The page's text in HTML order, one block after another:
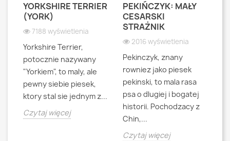
YORKSHIRE TERRIER
(YORK)
7188 wyświetlenia
Yorkshire Terrier,
potocznie nazywany
"Yorkiem", to maly, ale
pewny siebie piesek,
ktory stal sie jednym z...
Czytaj więcej
PEKIŃCZYK: MAŁY
CESARSKI
STRAŻNIK
2016 wyświetlenia
Pekinczyk, znany
rowniez jako piesek
pekinski, to mala rasa
psa o dlugiej i bogatej
historii. Pochodzacy z
Chin,...
Czytaj więcej